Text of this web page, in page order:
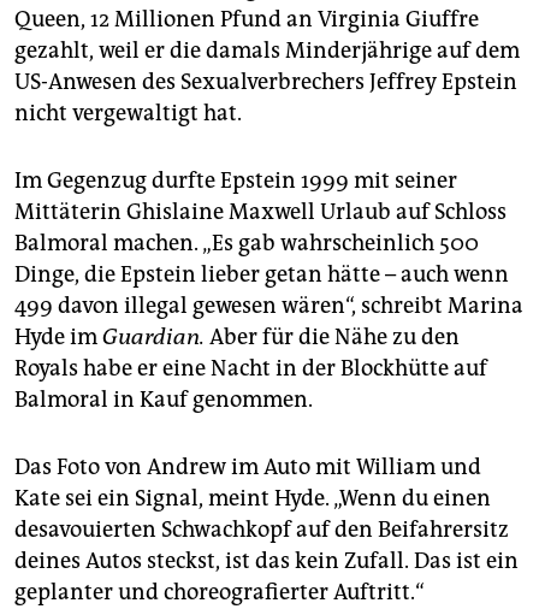
Queen, 12 Millionen Pfund an Virginia Giuffre
gezahlt, weil er die damals Minderjährige auf dem
US-Anwesen des Sexualverbrechers Jeffrey Epstein
nicht vergewaltigt hat.
Im Gegenzug durfte Epstein 1999 mit seiner
Mittäterin Ghislaine Maxwell Urlaub auf Schloss
Balmoral machen. „Es gab wahrscheinlich 500
Dinge, die Epstein lieber getan hätte – auch wenn
499 davon illegal gewesen wären“, schreibt Marina
Hyde imGuardian. Aber für die Nähe zu den
Royals habe er eine Nacht in der Blockhütte auf
Balmoral in Kauf genommen.
Das Foto von Andrew im Auto mit William und
Kate sei ein Signal, meint Hyde. „Wenn du einen
desavouierten Schwachkopf auf den Beifahrersitz
deines Autos steckst, ist das kein Zufall. Das ist ein
geplanter und choreografierter Auftritt.“